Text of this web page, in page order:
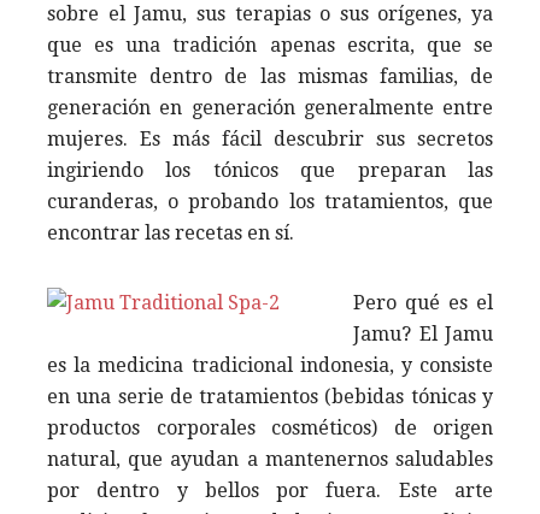
sobre el Jamu, sus terapias o sus orígenes, ya
que es una tradición apenas escrita, que se
transmite dentro de las mismas familias, de
generación en generación generalmente entre
mujeres. Es más fácil descubrir sus secretos
ingiriendo los tónicos que preparan las
curanderas, o probando los tratamientos, que
encontrar las recetas en sí.
Pero qué es el
Jamu? El Jamu
es la medicina tradicional indonesia, y consiste
en una serie de tratamientos (bebidas tónicas y
productos corporales cosméticos) de origen
natural, que ayudan a mantenernos saludables
por dentro y bellos por fuera. Este arte